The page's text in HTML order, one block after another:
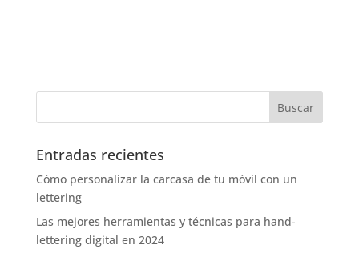
Entradas recientes
Cómo personalizar la carcasa de tu móvil con un
lettering
Las mejores herramientas y técnicas para hand-
lettering digital en 2024